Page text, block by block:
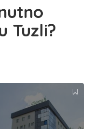
Tuzli?